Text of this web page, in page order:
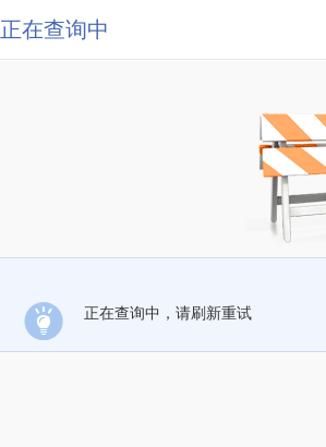
正在查询中
正在查询中，请刷新重试